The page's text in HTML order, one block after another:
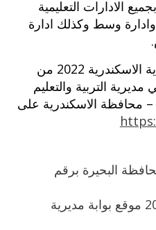
الادارات التعليمية
وادارة وسط وكذلك ادارة
وسيمكن مشاهدة نتيجة اعدادية الاسكندرية 2022 من
التربية والتعليم
– محافظة الاسكندرية على
البحيرة برقم
نتيجة اعدادية القاهرة 2023 موقع بوابة مديرية